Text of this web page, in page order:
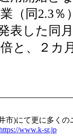
（同2.3
表した同
倍と、２カ
市)にて更に多く
www.k-sr.jp